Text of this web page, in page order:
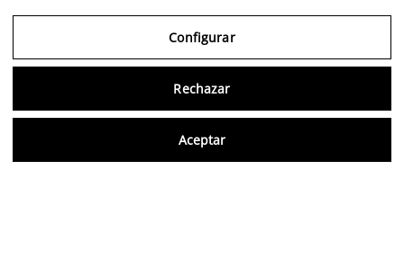
Configurar
Rechazar
Aceptar